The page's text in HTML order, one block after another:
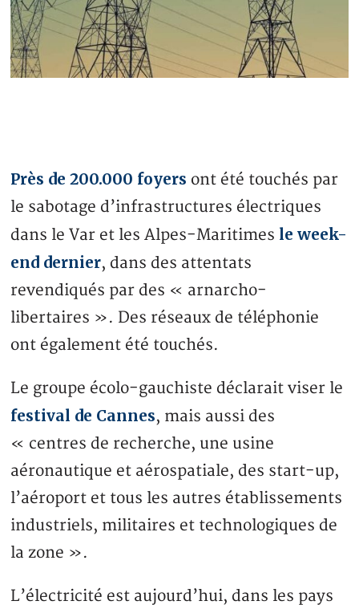
Près de 200.000 foyers ont été touchés par
le sabotage d’infrastructures électriques
dans le Var et les Alpes-Maritimes le week-
end dernier, dans des attentats
revendiqués par des « arnarcho-
libertaires ». Des réseaux de téléphonie
ont également été touchés.
Le groupe écolo-gauchiste déclarait viser le
festival de Cannes, mais aussi des
« centres de recherche, une usine
aéronautique et aérospatiale, des start-up,
l’aéroport et tous les autres établissements
industriels, militaires et technologiques de
la zone ».
L’électricité est aujourd’hui, dans les pays